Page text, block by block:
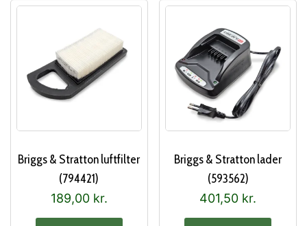
Briggs & Stratton luftfilter
(794421)
189,00 kr.
Briggs & Stratton lader
(593562)
401,50 kr.